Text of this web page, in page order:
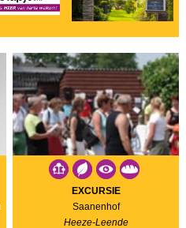
EXCURSIE
Saanenhof
Heeze-Leende